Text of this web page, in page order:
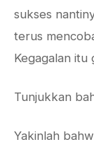
sukses
terus
Kegagalan
Tunjukkan
Yakinlah